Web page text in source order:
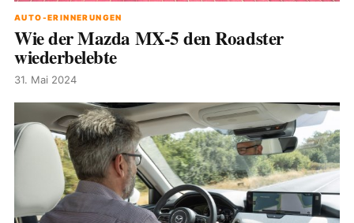
AUTO-ERINNERUNGEN
Wie der Mazda MX-5 den Roadster
wiederbelebte
31. Mai 2024